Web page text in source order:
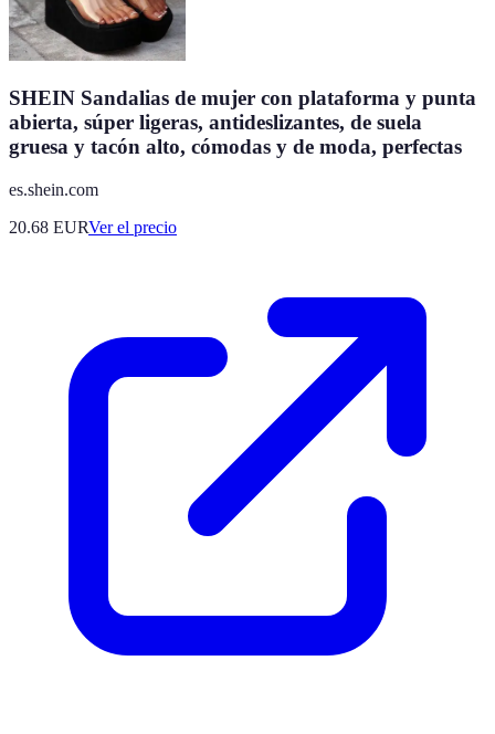
SHEIN Sandalias de mujer con plataforma y punta
abierta, súper ligeras, antideslizantes, de suela
gruesa y tacón alto, cómodas y de moda, perfectas
es.shein.com
20.68 EURVer el precio